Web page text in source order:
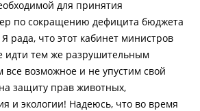
для принятия
по сокращению дефицита бюджета
рада, что этот кабинет министров
идти тем же разрушительным
возможное и не упустим свой
защиту прав животных,
и экологии! Надеюсь, что во время